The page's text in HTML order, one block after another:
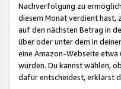
Nachverfolgung zu
diesem Monat verdient hast,
auf den nächsten Betrag in
über oder unter dem in
eine Amazon-Webseite etwa
wurden. Du kannst wählen,
dafür entscheidest, erklärst